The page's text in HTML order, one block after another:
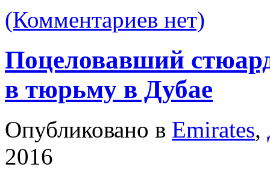
(Комментариев нет)
Поцеловавший
в тюрьму в Дубае
Опубликовано в Emirates,
2016